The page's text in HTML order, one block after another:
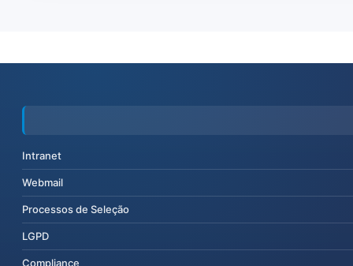
Intranet
Webmail
Processos de Seleção
LGPD
Compliance